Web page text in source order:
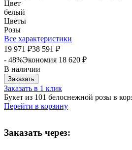
Цвет
белый
Цветы
Розы
Все характеристики
19 971
₽38 591 ₽
- 48%Экономия 18 620 ₽
В наличии
Заказать
Заказать в 1 клик
Букет из 101 белоснежной розы в
Перейти в корзину
Заказать через: